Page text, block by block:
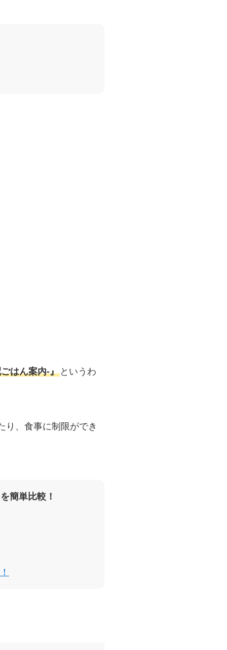
はん案内‐』 というわ
り、食事に制限ができ
簡単比較！